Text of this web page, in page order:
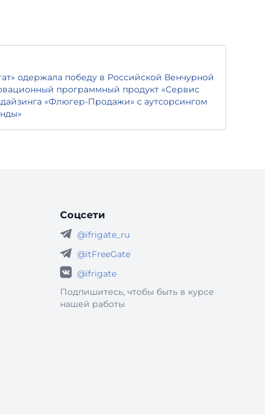
одержала победу в Российской Венчурной
программный продукт «Сервис
«Флюгер-Продажи» с аутсорсингом
Соцсети
@ifrigate_ru
@itFreeGate
@ifrigate
Подпишитесь, чтобы быть в курсе
нашей работы